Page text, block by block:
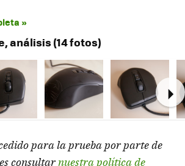
»
análisis (14 fotos)
para la prueba por parte de
consultarnuestra política de